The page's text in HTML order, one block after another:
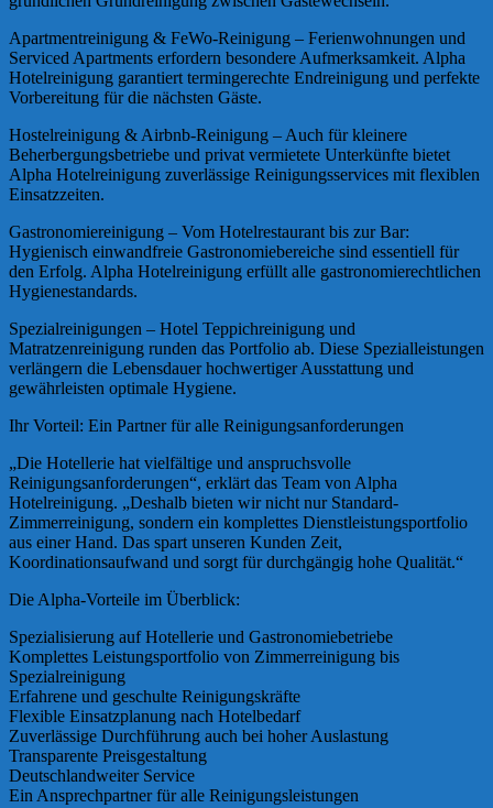
Apartmentreinigung & FeWo-Reinigung – Ferienwohnungen und
Serviced Apartments erfordern besondere Aufmerksamkeit. Alpha
Hotelreinigung garantiert termingerechte Endreinigung und perfekte
Vorbereitung für die nächsten Gäste.
Hostelreinigung & Airbnb-Reinigung – Auch für kleinere
Beherbergungsbetriebe und privat vermietete Unterkünfte bietet
Alpha Hotelreinigung zuverlässige Reinigungsservices mit flexiblen
Einsatzzeiten.
Gastronomiereinigung – Vom Hotelrestaurant bis zur Bar:
Hygienisch einwandfreie Gastronomiebereiche sind essentiell für
den Erfolg. Alpha Hotelreinigung erfüllt alle gastronomierechtlichen
Hygienestandards.
Spezialreinigungen – Hotel Teppichreinigung und
Matratzenreinigung runden das Portfolio ab. Diese Spezialleistungen
verlängern die Lebensdauer hochwertiger Ausstattung und
gewährleisten optimale Hygiene.
Ihr Vorteil: Ein Partner für alle Reinigungsanforderungen
„Die Hotellerie hat vielfältige und anspruchsvolle
Reinigungsanforderungen“, erklärt das Team von Alpha
Hotelreinigung. „Deshalb bieten wir nicht nur Standard-
Zimmerreinigung, sondern ein komplettes Dienstleistungsportfolio
aus einer Hand. Das spart unseren Kunden Zeit,
Koordinationsaufwand und sorgt für durchgängig hohe Qualität.“
Die Alpha-Vorteile im Überblick:
Spezialisierung auf Hotellerie und Gastronomiebetriebe
Komplettes Leistungsportfolio von Zimmerreinigung bis
Spezialreinigung
Erfahrene und geschulte Reinigungskräfte
Flexible Einsatzplanung nach Hotelbedarf
Zuverlässige Durchführung auch bei hoher Auslastung
Transparente Preisgestaltung
Deutschlandweiter Service
Ein Ansprechpartner für alle Reinigungsleistungen